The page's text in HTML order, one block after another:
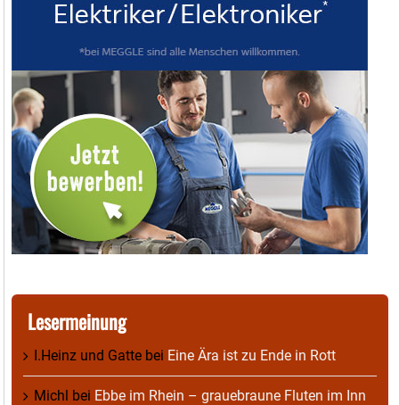
Lesermeinung
I.Heinz und Gatte bei Eine Ära ist zu Ende in Rott
Michl bei Ebbe im Rhein – grauebraune Fluten im Inn